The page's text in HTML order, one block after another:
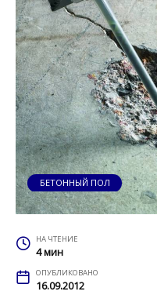
БЕТОННЫЙ ПОЛ
НА ЧТЕНИЕ
4 мин
ОПУБЛИКОВАНО
16.09.2012